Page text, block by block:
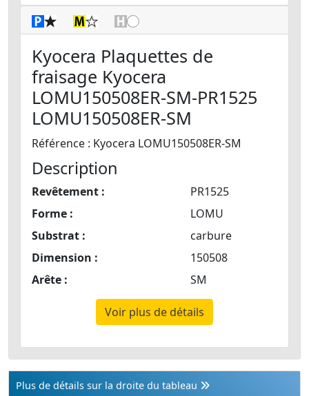
Kyocera Plaquettes de
fraisage Kyocera
LOMU150508ER-SM-PR1525
LOMU150508ER-SM
Référence : Kyocera LOMU150508ER-SM
Description
Revêtement :
PR1525
Forme :
LOMU
Substrat :
carbure
Dimension :
150508
Arête :
SM
Voir plus de détails
Plus de détails sur la droite du tableau